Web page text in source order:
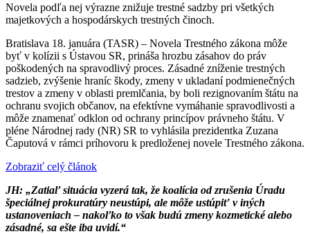
Novela podľa nej výrazne znižuje trestné sadzby pri všetkých
majetkových a hospodárskych trestných činoch.
Bratislava 18. januára (TASR) – Novela Trestného zákona môže
byť v kolízii s Ústavou SR, prináša hrozbu zásahov do práv
poškodených na spravodlivý proces. Zásadné zníženie trestných
sadzieb, zvýšenie hraníc škody, zmeny v ukladaní podmienečných
trestov a zmeny v oblasti premlčania, by boli rezignovaním štátu na
ochranu svojich občanov, na efektívne vymáhanie spravodlivosti a
môže znamenať odklon od ochrany princípov právneho štátu. V
pléne Národnej rady (NR) SR to vyhlásila prezidentka Zuzana
Čaputová v rámci príhovoru k predloženej novele Trestného zákona.
Zobraziť celý článok
JH: „Zatiaľ situácia vyzerá tak, že koalícia od zrušenia Úradu
špeciálnej prokuratúry neustúpi, ale môže ustúpiť v iných
ustanoveniach – nakoľko to však budú zmeny kozmetické alebo
zásadné, sa ešte iba uvidí.“